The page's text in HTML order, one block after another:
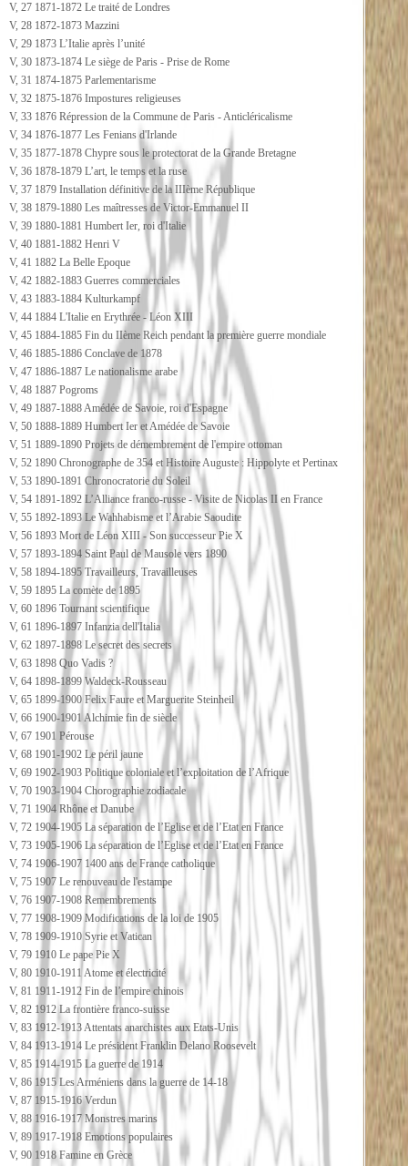
V, 27 1871-1872 Le traité de Londres
V, 28 1872-1873 Mazzini
V, 29 1873 L’Italie après l’unité
V, 30 1873-1874 Le siège de Paris - Prise de Rome
V, 31 1874-1875 Parlementarisme
V, 32 1875-1876 Impostures religieuses
V, 33 1876 Répression de la Commune de Paris - Anticléricalisme
V, 34 1876-1877 Les Fenians d'Irlande
V, 35 1877-1878 Chypre sous le protectorat de la Grande Bretagne
V, 36 1878-1879 L’art, le temps et la ruse
V, 37 1879 Installation définitive de la IIIème République
V, 38 1879-1880 Les maîtresses de Victor-Emmanuel II
V, 39 1880-1881 Humbert Ier, roi d'Italie
V, 40 1881-1882 Henri V
V, 41 1882 La Belle Epoque
V, 42 1882-1883 Guerres commerciales
V, 43 1883-1884 Kulturkampf
V, 44 1884 L'Italie en Erythrée - Léon XIII
V, 45 1884-1885 Fin du IIème Reich pendant la première guerre mondiale
V, 46 1885-1886 Conclave de 1878
V, 47 1886-1887 Le nationalisme arabe
V, 48 1887 Pogroms
V, 49 1887-1888 Amédée de Savoie, roi d'Espagne
V, 50 1888-1889 Humbert Ier et Amédée de Savoie
V, 51 1889-1890 Projets de démembrement de l'empire ottoman
V, 52 1890 Chronographe de 354 et Histoire Auguste : Hippolyte et Pertinax
V, 53 1890-1891 Chronocratorie du Soleil
V, 54 1891-1892 L’Alliance franco-russe - Visite de Nicolas II en France
V, 55 1892-1893 Le Wahhabisme et l’Arabie Saoudite
V, 56 1893 Mort de Léon XIII - Son successeur Pie X
V, 57 1893-1894 Saint Paul de Mausole vers 1890
V, 58 1894-1895 Travailleurs, Travailleuses
V, 59 1895 La comète de 1895
V, 60 1896 Tournant scientifique
V, 61 1896-1897 Infanzia dell'Italia
V, 62 1897-1898 Le secret des secrets
V, 63 1898 Quo Vadis ?
V, 64 1898-1899 Waldeck-Rousseau
V, 65 1899-1900 Felix Faure et Marguerite Steinheil
V, 66 1900-1901 Alchimie fin de siècle
V, 67 1901 Pérouse
V, 68 1901-1902 Le péril jaune
V, 69 1902-1903 Politique coloniale et l’exploitation de l’Afrique
V, 70 1903-1904 Chorographie zodiacale
V, 71 1904 Rhône et Danube
V, 72 1904-1905 La séparation de l’Eglise et de l’Etat en France
V, 73 1905-1906 La séparation de l’Eglise et de l’Etat en France
V, 74 1906-1907 1400 ans de France catholique
V, 75 1907 Le renouveau de l'estampe
V, 76 1907-1908 Remembrements
V, 77 1908-1909 Modifications de la loi de 1905
V, 78 1909-1910 Syrie et Vatican
V, 79 1910 Le pape Pie X
V, 80 1910-1911 Atome et électricité
V, 81 1911-1912 Fin de l’empire chinois
V, 82 1912 La frontière franco-suisse
V, 83 1912-1913 Attentats anarchistes aux Etats-Unis
V, 84 1913-1914 Le président Franklin Delano Roosevelt
V, 85 1914-1915 La guerre de 1914
V, 86 1915 Les Arméniens dans la guerre de 14-18
V, 87 1915-1916 Verdun
V, 88 1916-1917 Monstres marins
V, 89 1917-1918 Emotions populaires
V, 90 1918 Famine en Grèce